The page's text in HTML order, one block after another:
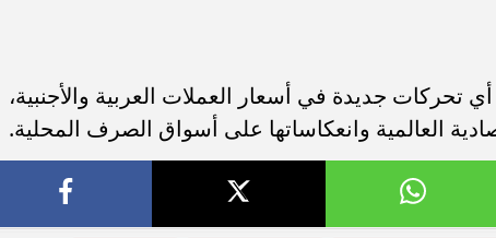
تحركات جديدة في أسعار العملات العربية والأجنبية،
العالمية وانعكاساتها على أسواق الصرف المحلية.